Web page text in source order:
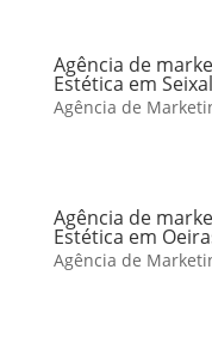
Agência de
Estética em Seixal
Agência de
Agência de
Estética em
Agência de